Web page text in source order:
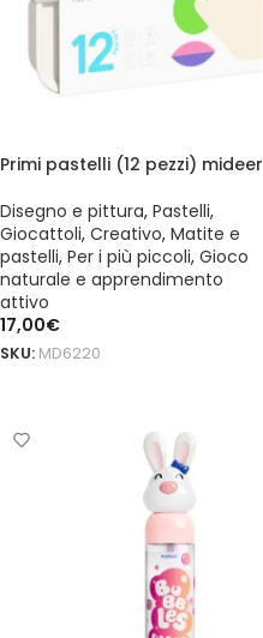
Primi pastelli (12 pezzi) mideer
Disegno e pittura, Pastelli,
Giocattoli, Creativo, Matite e
pastelli, Per i più piccoli, Gioco
naturale e apprendimento
attivo
17,00€
SKU: MD6220